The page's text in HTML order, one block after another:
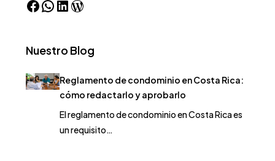
Nuestro Blog
Reglamento de condominio en Costa Rica:
cómo redactarlo y aprobarlo
El reglamento de condominio en Costa Rica es
un requisito…